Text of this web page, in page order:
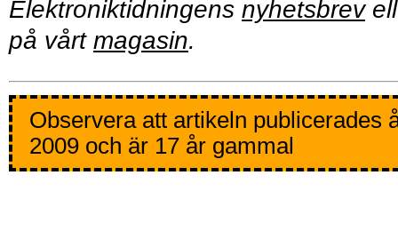
Elektroniktidningens nyhetsbrev
på vårt magasin.
Observera att artikeln publicerades
2009 och är 17 år gammal